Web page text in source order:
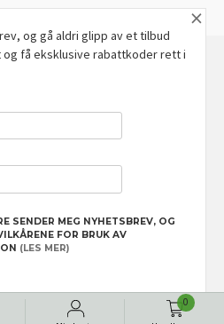
0
du får en bedre kjøpsopplevelse og vi kan
hovedsaklig til å lagre
har puttet i handlekurven din. Fortsett å
dette.Les merellerendre innstillinger
×
og gå aldri glipp av et tilbud
få eksklusive rabattkoder rett i
SENDER MEG NYHETSBREV, OG
FOR BRUK AV
(LES MER)